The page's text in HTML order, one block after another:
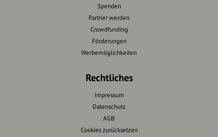
Spenden
Partner werden
Crowdfunding
Förderungen
Werbemöglichkeiten
Rechtliches
Impressum
Datenschutz
AGB
Cookies zurücksetzen